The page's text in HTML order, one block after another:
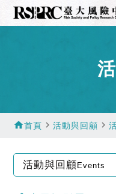
home首頁 navigate_next活動與回顧 navigate_next
活動與回顧Events